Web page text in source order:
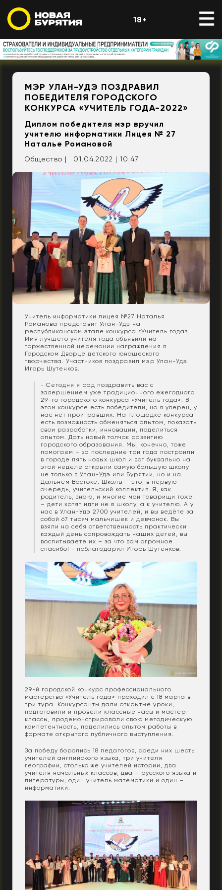
18+
МЭР УЛАН-УДЭ ПОЗДРАВИЛ
ПОБЕДИТЕЛЯ ГОРОДСКОГО
КОНКУРСА «УЧИТЕЛЬ ГОДА-2022»
Диплом победителя мэр вручил
учителю информатики Лицея № 27
Наталье Романовой
Общество | 01.04.2022 | 10:47
Учитель информатики лицея №27 Наталья
Романова представит Улан-Удэ на
республиканском этапе конкурса «Учитель года».
Имя лучшего учителя года объявили на
торжественной церемонии награждения в
Городском Дворце детского юношеского
творчества. Участников поздравил мэр Улан-Удэ
Игорь Шутенков.
- Сегодня я рад поздравить вас с
завершением уже традиционного ежегодного
29-го городского конкурса «Учитель года». В
этом конкурсе есть победители, но я уверен, у
нас нет проигравших. На площадке конкурса
есть возможность обменяться опытом, показать
свои разработки, инновации, поделиться
опытом. Дать новый толчок развитию
городского образования. Мы, конечно, тоже
помогаем – за последние три года построили
в городе пять новых школ и вот буквально на
этой неделе открыли самую большую школу
не только в Улан-Удэ или Бурятии, но и на
Дальнем Востоке. Школы – это, в первую
очередь, учительский коллектив. Я, как
родитель, знаю, и многие мои товарищи тоже
– дети хотят идти не в школу, а к учителю. А у
нас в Улан-Удэ 2700 учителей, и вы ведёте за
собой 67 тысяч мальчишек и девчонок. Вы
взяли на себя ответственность практически
каждый день сопровождать наших детей, вы
воспитываете их – за что вам огромное
спасибо! - поблагодарил Игорь Шутенков.
29-й городской конкурс профессионального
мастерства «Учитель года» проходил с 18 марта в
три тура. Конкурсанты дали открытые уроки,
подготовили и провели классные часы и мастер-
классы, продемонстрировали свою методическую
компетентность, поделились опытом работы в
формате открытого публичного выступления.
За победу боролись 18 педагогов, среди них шесть
учителей английского языка, три учителя
географии, столько же учителей истории, два
учителя начальных классов, два – русского языка и
литературы, один учитель математики и один –
информатики.